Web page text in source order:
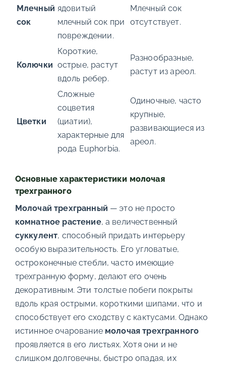
Млечный
сок
ядовитый
млечный сок при
повреждении.
Млечный сок
отсутствует.
Колючки
Короткие,
острые, растут
вдоль ребер.
Разнообразные,
растут из ареол.
Цветки
Сложные
соцветия
(циатии),
характерные для
рода Euphorbia.
Одиночные, часто
крупные,
развивающиеся из
ареол.
Основные характеристики молочая
трехгранного
Молочай трехгранный — это не просто
комнатное растение, а величественный
суккулент, способный придать интерьеру
особую выразительность. Его угловатые,
остроконечные стебли, часто имеющие
трехгранную форму, делают его очень
декоративным. Эти толстые побеги покрыты
вдоль края острыми, короткими шипами, что и
способствует его сходству с кактусами. Однако
истинное очарование молочая трехгранного
проявляется в его листьях. Хотя они и не
слишком долговечны, быстро опадая, их